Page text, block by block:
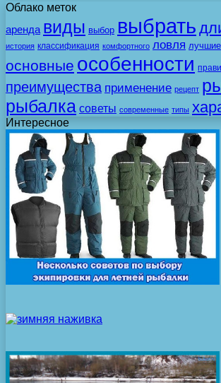
Облако меток
аренда виды выбор выбрать
история классификация комфортного ловля лучшие
основные особенности
преимущества применение рецепт
рыбалка советы современные типы
Интересное